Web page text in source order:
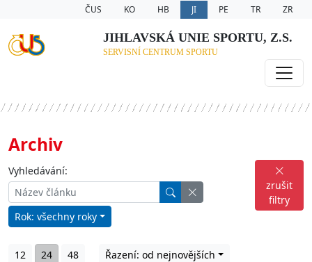
ČUS KO HB JI PE TR ZR
JIHLAVSKÁ UNIE SPORTU, Z.S.
SERVISNÍ CENTRUM SPORTU
Archiv
Vyhledávání:
Rok: všechny roky
zrušit
filtry
12 24 48 Řazení: od nejnovějších